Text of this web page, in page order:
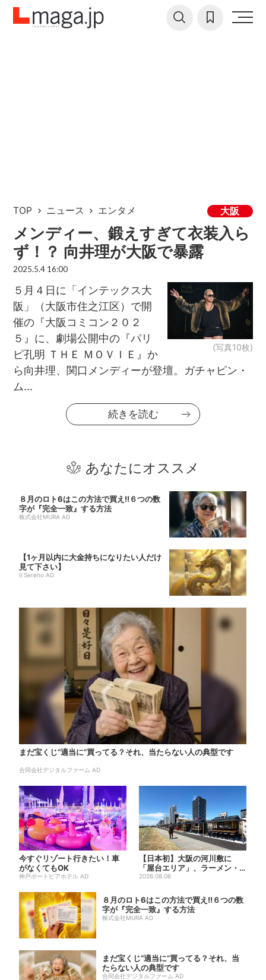
TOP ニュース エンタメ 大阪
メンディー、鍛えすぎて衣装入ら
ず！？ 向井理が大阪で暴露
2025.5.4 16:00
(写真10枚)
５月４日に「インテックス大
阪」（大阪市住之江区）で開
催の『大阪コミコン２０２
５』に、劇場公開中の『パリ
ピ孔明 ＴＨＥ ＭＯＶＩＥ』か
ら向井理、関口メンディーが登壇。ガチャピン・
ム...
続きを読む
あなたにオススメ
８月のロト6はこの方法で買え!!６つの数
字が『完全一致』する方法
株式会社MURA AD
【1ヶ月以内に大金持ちになりたい人だけ
見て下さい】
Il Sereno AD
まだ宝くじ“適当に”買ってる？それ、当たらない人の典型です
合同会社デジタルファーム AD
今すぐリゾート行きたい！車
がなくてもOK
神戸ポートピアホテル AD
【日本初】大阪の河川敷に
「屋台エリア」、ラーメン・
焼肉・しゃぶしゃぶ・カフェ
2026.08.06
８月のロト6はこの方法で買え!!６つの数
字が『完全一致』する方法
株式会社MURA AD
まだ宝くじ“適当に”買ってる？それ、当
たらない人の典型です
合同会社デジタルファーム AD